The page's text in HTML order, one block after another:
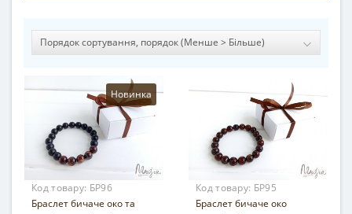
Новинка
Код товару: БР96
Браслет бичаче око та
Код товару: БР95
Браслет бичаче око